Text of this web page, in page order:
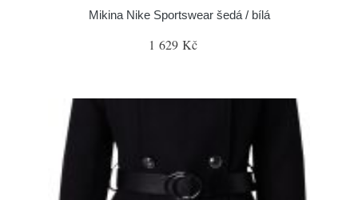
Mikina Nike Sportswear šedá / bílá
1 629 Kč